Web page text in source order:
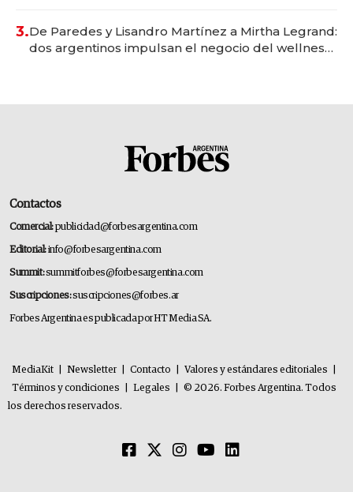
3.De Paredes y Lisandro Martínez a Mirtha Legrand:
dos argentinos impulsan el negocio del wellness
Contactos
Comercial:publicidad@forbesargentina.com
Editorial:info@forbesargentina.com
Summit:summitforbes@forbesargentina.com
Suscripciones:suscripciones@forbes.ar
Forbes Argentina es publicada por HT Media SA.
MediaKit Newsletter Contacto Valores y estándares editoriales
Términos y condiciones
Legales
© 2026. Forbes Argentina. Todos
los derechos reservados.